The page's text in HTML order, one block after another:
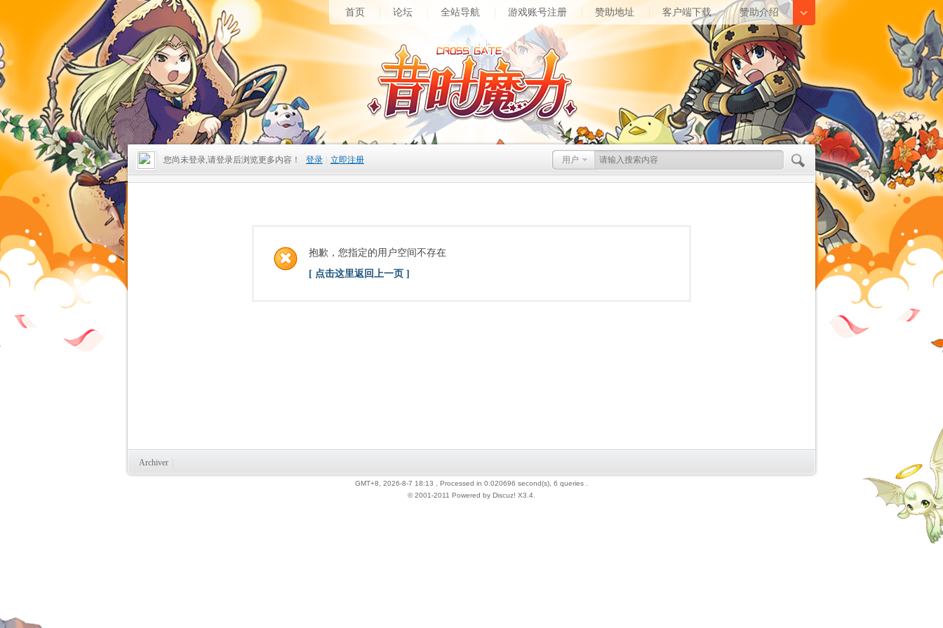
首页 论坛 全站导航 游戏账号注册 赞助地址 客户端下载 赞助介绍
用户
您尚未登录,请登录后浏览更多内容！ 登录 立即注册
抱歉，您指定的用户空间不存在
[ 点击这里返回上一页 ]
Archiver
GMT+8, 2026-8-7 18:13
, Processed in 0.020696 second(s), 6 queries .
© 2001-2011 Powered by Discuz! X3.4